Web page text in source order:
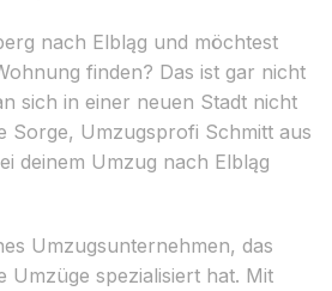
nach Elbląg und möchtest
finden? Das ist gar nicht
sich in einer neuen Stadt nicht
Sorge, Umzugsprofi Schmitt aus
deinem Umzug nach Elbląg
Umzugsunternehmen, das
Umzüge spezialisiert hat. Mit